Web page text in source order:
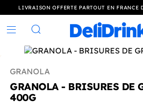
LIVRAISON OFFERTE PARTOUT EN FRANCE
Rechercher
GRANOLA
GRANOLA - BRISURES DE
400G